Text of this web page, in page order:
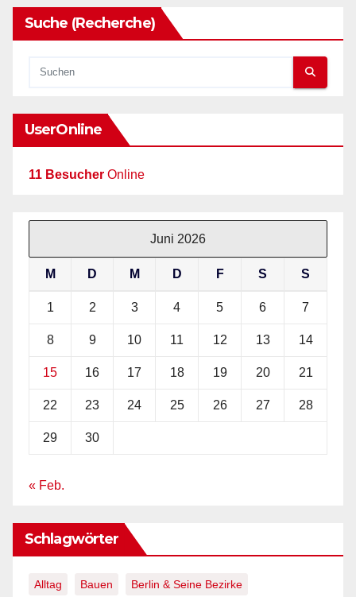
Suche (Recherche)
UserOnline
11 Besucher Online
Juni 2026
M D M D F S S
1 2 3 4 5 6 7
8 9 10 11 12 13 14
15 16 17 18 19 20 21
22 23 24 25 26 27 28
29 30
« Feb.
Schlagwörter
Alltag Bauen Berlin & Seine Bezirke